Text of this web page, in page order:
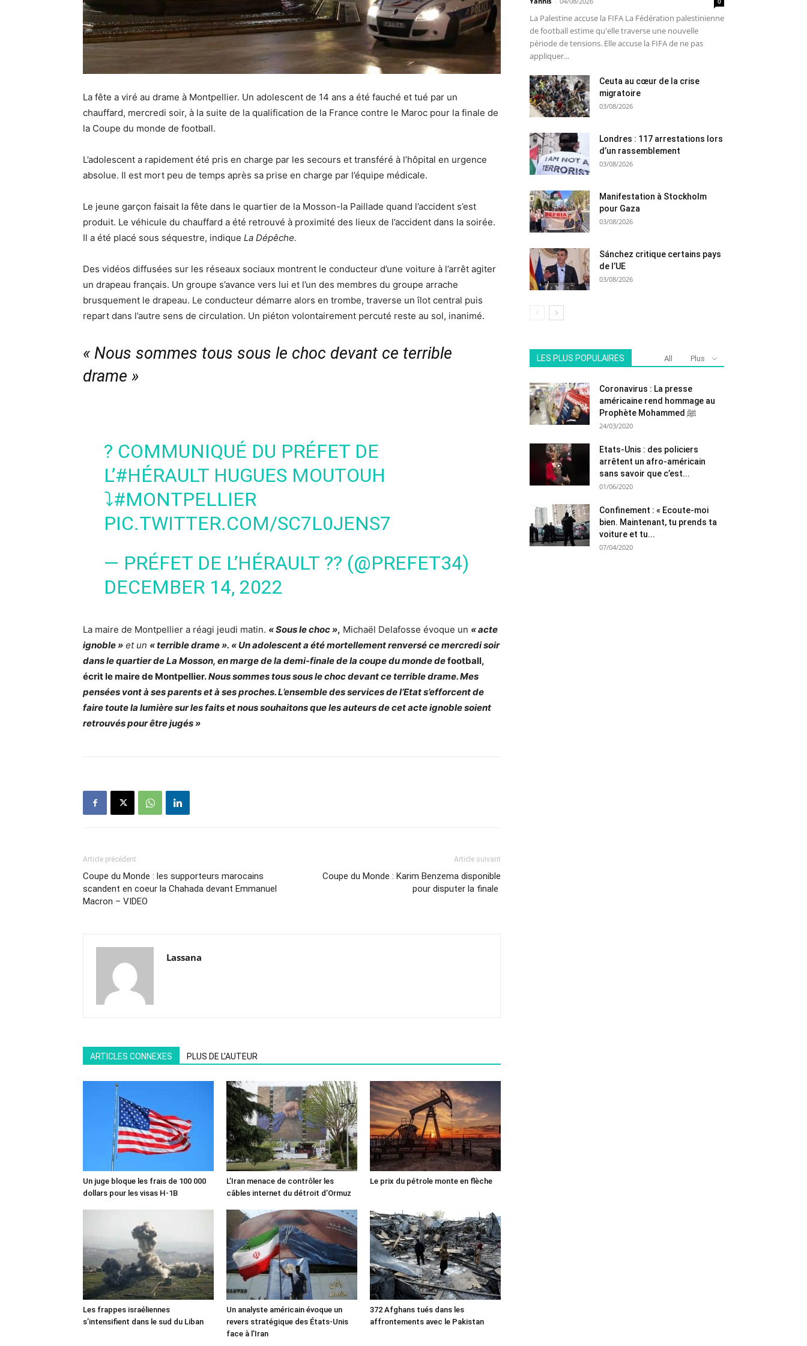
La fête a viré au drame à Montpellier. Un adolescent de 14 ans a été fauché et tué par un
chauffard, mercredi soir, à la suite de la qualification de la France contre le Maroc pour la finale de
la Coupe du monde de football.
L’adolescent a rapidement été pris en charge par les secours et transféré à l’hôpital en urgence
absolue. Il est mort peu de temps après sa prise en charge par l’équipe médicale.
Le jeune garçon faisait la fête dans le quartier de la Mosson-la Paillade quand l’accident s’est
produit. Le véhicule du chauffard a été retrouvé à proximité des lieux de l’accident dans la soirée.
Il a été placé sous séquestre, indique La Dépêche.
Des vidéos diffusées sur les réseaux sociaux montrent le conducteur d’une voiture à l’arrêt agiter
un drapeau français. Un groupe s’avance vers lui et l’un des membres du groupe arrache
brusquement le drapeau. Le conducteur démarre alors en trombe, traverse un îlot central puis
repart dans l’autre sens de circulation. Un piéton volontairement percuté reste au sol, inanimé.
« Nous sommes tous sous le choc devant ce terrible
drame »
? COMMUNIQUÉ DU PRÉFET DE
L’#HÉRAULTHUGUES MOUTOUH
⤵️#MONTPELLIER
PIC.TWITTER.COM/SC7L0JENS7
— PRÉFET DE L’HÉRAULT ?? (@PREFET34)
DECEMBER 14, 2022
La maire de Montpellier a réagi jeudi matin. « Sous le choc », Michaël Delafosse évoque un « acte
ignoble » et un « terrible drame ». « Un adolescent a été mortellement renversé ce mercredi soir
dans le quartier de La Mosson, en marge de la demi-finale de la coupe du monde defootball,
écrit le maire de Montpellier.Nous sommes tous sous le choc devant ce terrible drame. Mes
pensées vont à ses parents et à ses proches. L’ensemble des services de l’Etat s’efforcent de
faire toute la lumière sur les faits et nous souhaitons que les auteurs de cet acte ignoble soient
retrouvés pour être jugés »
Article précédent
Coupe du Monde : les supporteurs marocains
scandent en coeur la Chahada devant Emmanuel
Macron – VIDEO
Article suivant
Coupe du Monde : Karim Benzema disponible
pour disputer la finale
Lassana
ARTICLES CONNEXES PLUS DE L'AUTEUR
Un juge bloque les frais de 100 000
dollars pour les visas H-1B
L’Iran menace de contrôler les
câbles internet du détroit d’Ormuz
Le prix du pétrole monte en flèche
Les frappes israéliennes
s’intensifient dans le sud du Liban
Un analyste américain évoque un
revers stratégique des États-Unis
face à l’Iran
372 Afghans tués dans les
affrontements avec le Pakistan
La Palestine accuse la FIFA La Fédération palestinienne
de football estime qu'elle traverse une nouvelle
période de tensions. Elle accuse la FIFA de ne pas
appliquer...
Ceuta au cœur de la crise
migratoire
03/08/2026
Londres : 117 arrestations lors
d’un rassemblement
03/08/2026
Manifestation à Stockholm
pour Gaza
03/08/2026
Sánchez critique certains pays
de l’UE
03/08/2026
LES PLUS POPULAIRES All Plus
Coronavirus : La presse
américaine rend hommage au
Prophète Mohammed ﷺ
24/03/2020
Etats-Unis : des policiers
arrêtent un afro-américain
sans savoir que c’est...
01/06/2020
Confinement : « Ecoute-moi
bien. Maintenant, tu prends ta
voiture et tu...
07/04/2020